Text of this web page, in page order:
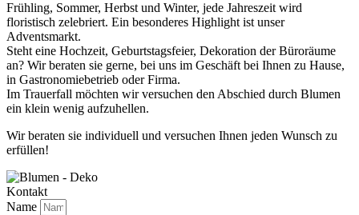
Frühling, Sommer, Herbst und Winter, jede Jahreszeit wird
floristisch zelebriert. Ein besonderes Highlight ist unser
Adventsmarkt.
Steht eine Hochzeit, Geburtstagsfeier, Dekoration der Büroräume
an? Wir beraten sie gerne, bei uns im Geschäft bei Ihnen zu Hause,
in Gastronomiebetrieb oder Firma.
Im Trauerfall möchten wir versuchen den Abschied durch Blumen
ein klein wenig aufzuhellen.
Wir beraten sie individuell und versuchen Ihnen jeden Wunsch zu
erfüllen!
Kontakt
Name